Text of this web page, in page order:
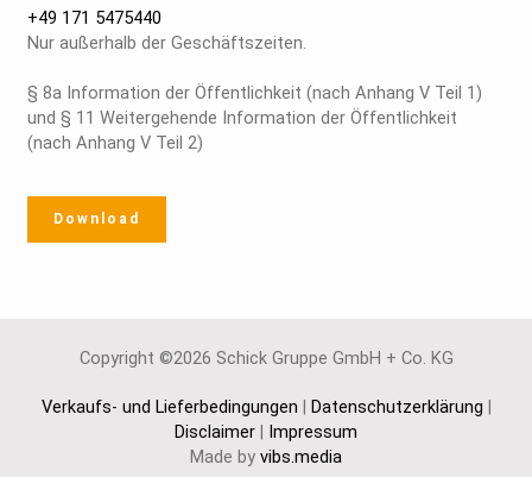
+49 171 5475440
Nur außerhalb der Geschäftszeiten.
§ 8a Information der Öffentlichkeit (nach Anhang V Teil 1)
und § 11 Weitergehende Information der Öffentlichkeit
(nach Anhang V Teil 2)
Download
Copyright ©2026 Schick Gruppe GmbH + Co. KG
Verkaufs- und Lieferbedingungen | Datenschutzerklärung |
Disclaimer | Impressum
Made by vibs.media